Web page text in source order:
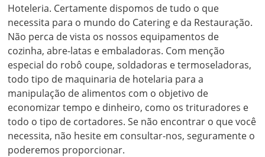
Hoteleria. Certamente dispomos de tudo o que
necessita para o mundo do Catering e da Restauração.
Não perca de vista os nossos equipamentos de
cozinha, abre-latas e embaladoras. Com menção
especial do robô coupe, soldadoras e termoseladoras,
todo tipo de maquinaria de hotelaria para a
manipulação de alimentos com o objetivo de
economizar tempo e dinheiro, como os trituradores e
todo o tipo de cortadores. Se não encontrar o que você
necessita, não hesite em consultar-nos, seguramente o
poderemos proporcionar.